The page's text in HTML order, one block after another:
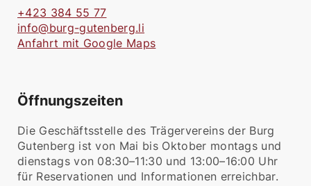
+423 384 55 77
info@burg-gutenberg.li
Anfahrt mit Google Maps
Öffnungszeiten
Die Geschäftsstelle des Trägervereins der Burg
Gutenberg ist von Mai bis Oktober montags und
dienstags von 08:30–11:30 und 13:00–16:00 Uhr
für Reservationen und Informationen erreichbar.